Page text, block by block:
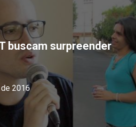
buscam surpreender
2016